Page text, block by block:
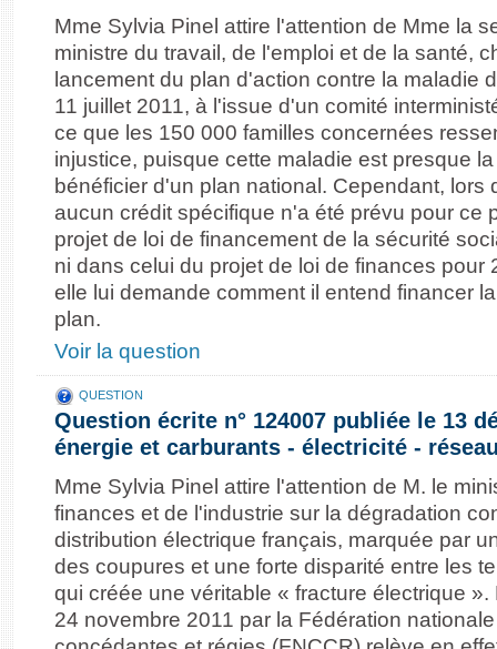
Mme Sylvia Pinel attire l'attention de Mme la
ministre du travail, de l'emploi et de la santé,
lancement du plan d'action contre la maladie
11 juillet 2011, à l'issue d'un comité
ce que les 150 000 familles concernées
injustice, puisque cette maladie est presque
bénéficier d'un plan national. Cependant, lors
aucun crédit spécifique n'a été prévu pour ce
projet de loi de financement de la sécurité
ni dans celui du projet de loi de finances pour
elle lui demande comment il entend financer
plan.
Voir la question
QUESTION
Question écrite n° 124007 publiée le 13
énergie et carburants - électricité -
Mme Sylvia Pinel attire l'attention de M. le
finances et de l'industrie sur la dégradation
distribution électrique français, marquée par
des coupures et une forte disparité entre les
qui créée une véritable « fracture électrique
24 novembre 2011 par la Fédération